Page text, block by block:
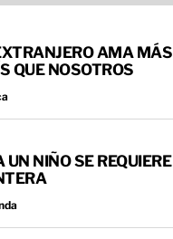
AMA MÁS
QUE NOSOTROS
UN NIÑO SE REQUIERE